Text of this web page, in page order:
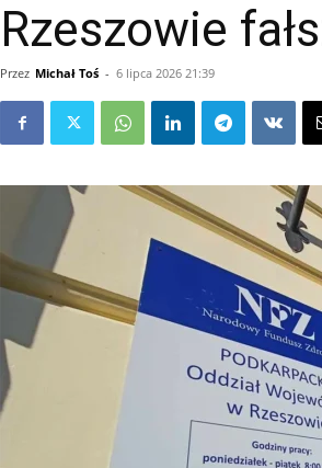
Rzeszowie
Przez Michał Toś - 6 lipca 2026 21:39